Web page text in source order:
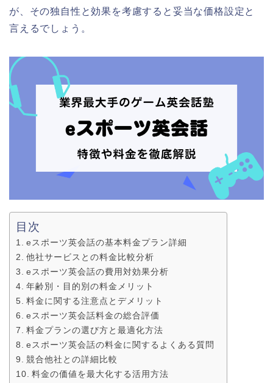
が、その独自性と効果を考慮すると妥当な価格設定と
言えるでしょう。
目次
eスポーツ英会話の基本料金プラン詳細
他社サービスとの料金比較分析
eスポーツ英会話の費用対効果分析
年齢別・目的別の料金メリット
料金に関する注意点とデメリット
eスポーツ英会話料金の総合評価
料金プランの選び方と最適化方法
eスポーツ英会話の料金に関するよくある質問
競合他社との詳細比較
料金の価値を最大化する活用方法